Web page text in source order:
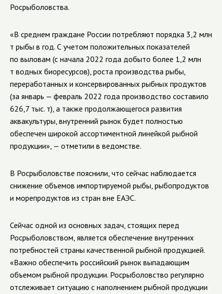
Росрыболовства.
«В среднем граждане России потребляют порядка 3,2 млн
т рыбы в год. С учетом положительных показателей
по выловам (с начала 2022 года добыто более 1,2 млн
т водных биоресурсов), роста производства рыбы,
переработанных и консервированных рыбных продуктов
(за январь — февраль 2022 года производство составило
626,7 тыс. т), а также продолжающегося развития
аквакультуры, внутренний рынок будет полностью
обеспечен широкой ассортиментной линейкой рыбной
продукции», — отметили в ведомстве.
В Росрыболовстве пояснили, что сейчас наблюдается
снижение объемов импортируемой рыбы, рыбопродуктов
и морепродуктов из стран вне ЕАЭС.
Сейчас одной из основных задач, стоящих перед
Росрыболовством, является обеспечение внутренних
потребностей страны качественной рыбной продукцией.
«Важно обеспечить российский рынок выпадающим
объемом рыбной продукции. Росрыболовство регулярно
отслеживает ситуацию с наполнением рыбной продукции